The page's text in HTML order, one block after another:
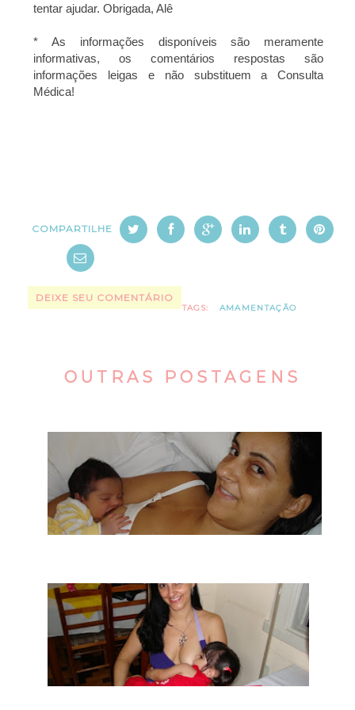
tentar ajudar. Obrigada, Alê
* As informações disponíveis são meramente
informativas, os comentários respostas são
informações leigas e não substituem a Consulta
Médica!
COMPARTILHE
DEIXE SEU COMENTÁRIO
TAGS: AMAMENTAÇÃO
OUTRAS POSTAGENS